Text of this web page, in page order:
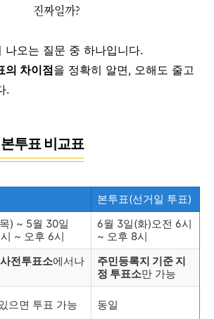
진짜일까?
나오는 질문 중 하나입니다.
의 차이점을 정확히 알면, 오해도 줄고
.
투표 비교표
본투표(선거일 투표)
) ~ 5월 30일
~ 오후 6시
6월 3일(화)오전 6시
~ 오후 8시
전투표소에서나
주민등록지 기준 지
정 투표소만 가능
으면 투표 가능 동일